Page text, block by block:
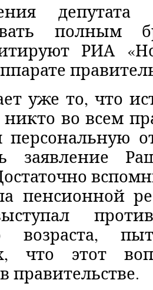
полным
РИА
уже то, что
во всем
персональную
заявление
пенсионной
возраста,
что этот
правительстве.